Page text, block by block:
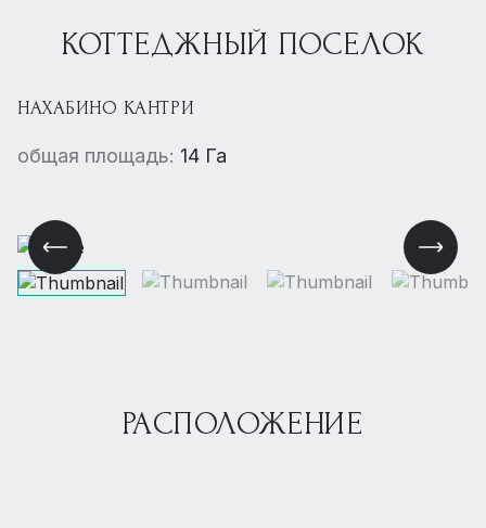
КОТТЕДЖНЫЙ ПОСЕЛОК
НАХАБИНО КАНТРИ
общая площадь: 14 Га
РАСПОЛОЖЕНИЕ